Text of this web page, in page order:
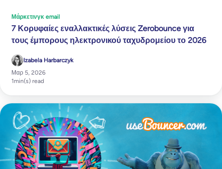
Μάρκετινγκ email
7 Κορυφαίες εναλλακτικές λύσεις Zerobounce για
τους έμπορους ηλεκτρονικού ταχυδρομείου το 2026
Izabela Harbarczyk
Μαρ 5, 2026
1min(s) read